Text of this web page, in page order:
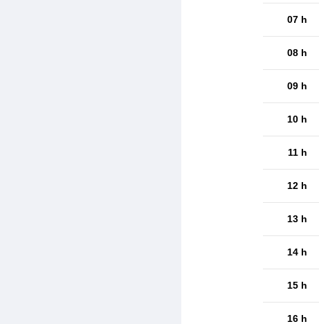
07 h
08 h
09 h
10 h
11 h
12 h
13 h
14 h
15 h
16 h